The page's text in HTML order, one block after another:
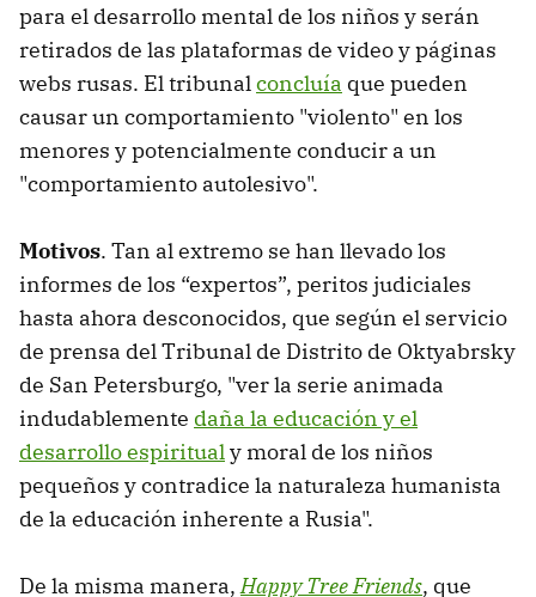
para el desarrollo mental de los niños y serán
retirados de las plataformas de video y páginas
webs rusas. El tribunalconcluía que pueden
causar un comportamiento "violento" en los
menores y potencialmente conducir a un
"comportamiento autolesivo".
Motivos. Tan al extremo se han llevado los
informes de los “expertos”, peritos judiciales
hasta ahora desconocidos, que según el servicio
de prensa del Tribunal de Distrito de Oktyabrsky
de San Petersburgo, "ver la serie animada
indudablemente daña la educación y el
desarrollo espiritualy moral de los niños
pequeños y contradice la naturaleza humanista
de la educación inherente a Rusia".
De la misma manera,Happy Tree Friends, que